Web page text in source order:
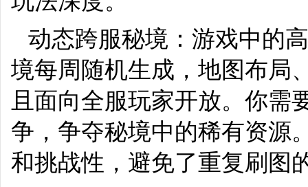
动态跨服秘境：游戏中的
境每周随机生成，地图布局
且面向全服玩家开放。你需
争，争夺秘境中的稀有资源
和挑战性，避免了重复刷图